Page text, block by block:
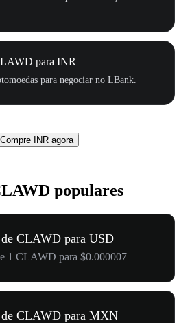
para INR
para negociar no LBank.
Compre INR agora
populares
CLAWD para USD
1 CLAWD para $0.000007
de CLAWD para MXN